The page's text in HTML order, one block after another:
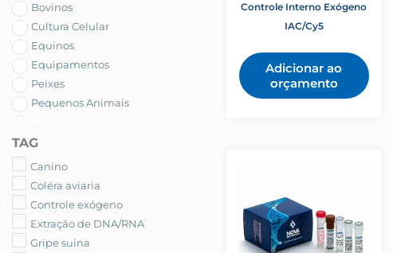
Bovinos
Cultura Celular
Equinos
Equipamentos
Peixes
Pequenos Animais
Suínos
TAG
Canino
Coléra aviaria
Controle exógeno
Extração de DNA/RNA
Gripe suina
Controle Interno Exógeno
IAC/Cy5
Adicionar ao
orçamento